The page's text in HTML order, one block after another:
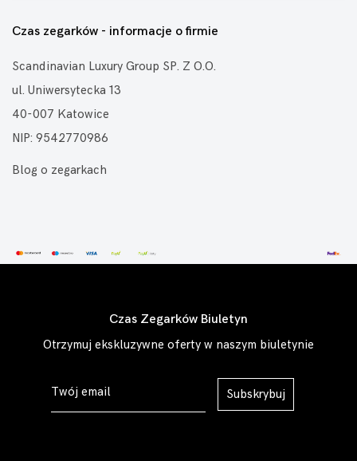
Czas zegarków - informacje o firmie
Scandinavian Luxury Group SP. Z O.O.
ul. Uniwersytecka 13
40-007 Katowice
NIP: 9542770986
Blog o zegarkach
Czas Zegarków Biuletyn
Otrzymuj ekskluzywne oferty w naszym biuletynie
Subskrybuj